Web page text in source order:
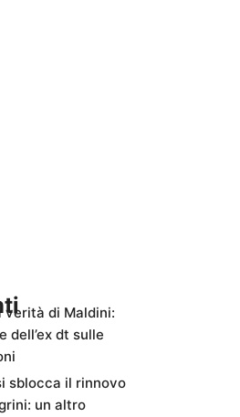
verità di Maldini:
dell’ex dt sulle
sblocca il rinnovo
un altro